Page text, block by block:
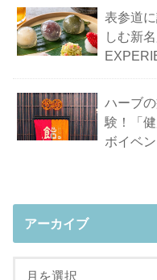
表参道
しむ新
ハーブ
験！「
ボイベ
アーカイブ